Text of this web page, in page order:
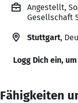
Angestellt,
Gesellschaft
Stuttgart,
Logg Dich ein,
Fähigkeiten